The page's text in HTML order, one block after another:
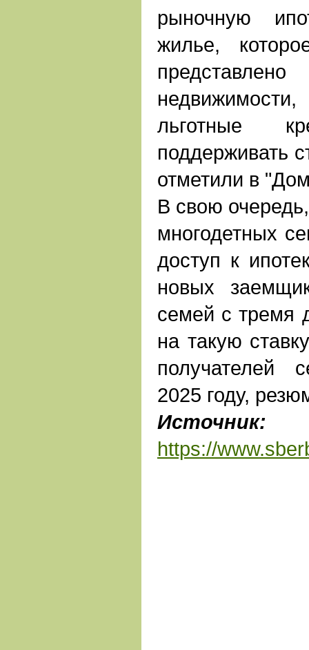
рыночную
жилье,
льготные
поддерживать
отметили в
В свою
многодетных
доступ к
новых
семей с тремя
на такую
получателей
2025 году,
Источник:
https://